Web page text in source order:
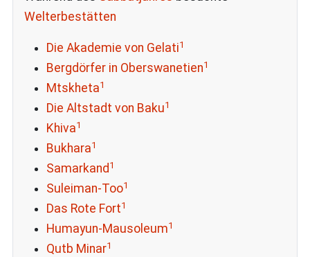
Welterbestätten
Die Akademie von Gelati1
Bergdörfer in Oberswanetien1
Mtskheta1
Die Altstadt von Baku1
Khiva1
Bukhara1
Samarkand 1
Suleiman-Too1
Das Rote Fort1
Humayun-Mausoleum1
Qutb Minar1